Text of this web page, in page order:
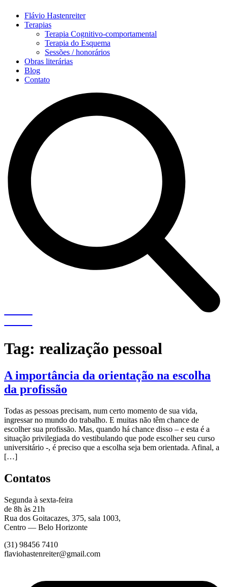
Flávio Hastenreiter
Terapias
Terapia Cognitivo-comportamental
Terapia do Esquema
Sessões / honorários
Obras literárias
Blog
Contato
Tag: realização pessoal
A importância da orientação na escolha
da profissão
Todas as pessoas precisam, num certo momento de sua vida,
ingressar no mundo do trabalho. E muitas não têm chance de
escolher sua profissão. Mas, quando há chance disso – e esta é a
situação privilegiada do vestibulando que pode escolher seu curso
universitário -, é preciso que a escolha seja bem orientada. Afinal, a
[…]
Contatos
Segunda à sexta-feira
de 8h às 21h
Rua dos Goitacazes, 375, sala 1003,
Centro — Belo Horizonte
(31) 98456 7410
flaviohastenreiter@gmail.com